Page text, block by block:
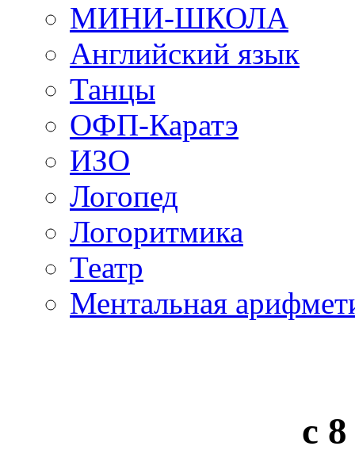
МИНИ-ШКОЛА
Английский язык
Танцы
ОФП-Каратэ
ИЗО
Логопед
Логоритмика
Театр
Ментальная
с